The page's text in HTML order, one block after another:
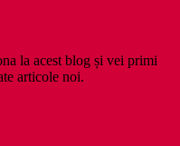
la acest blog și vei primi
articole noi.